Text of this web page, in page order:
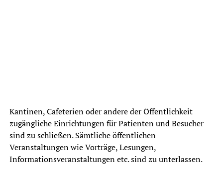
Kantinen, Cafeterien oder andere der Öffentlichkeit
zugängliche Einrichtungen für Patienten und Besucher
sind zu schließen. Sämtliche öffentlichen
Veranstaltungen wie Vorträge, Lesungen,
Informationsveranstaltungen etc. sind zu unterlassen.